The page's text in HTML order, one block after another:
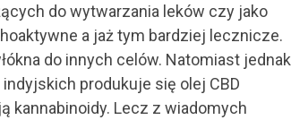
do wytwarzania leków czy jako
a jaż tym bardziej lecznicze.
do innych celów. Natomiast jednak
produkuje się olej CBD
kannabinoidy. Lecz z wiadomych